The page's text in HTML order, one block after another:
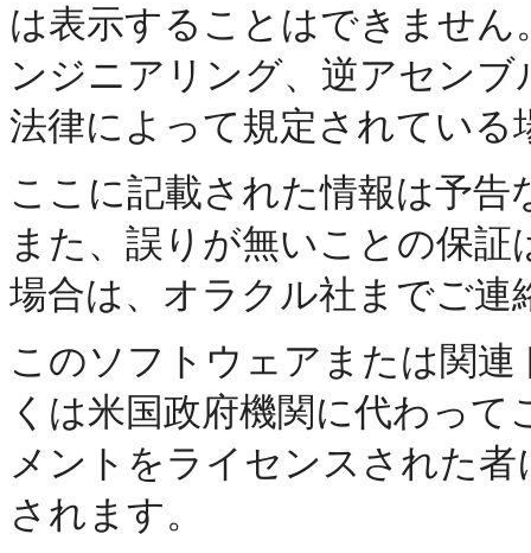
は表示することはできませ
ンジニアリング、逆アセン
法律によって規定されてい
ここに記載された情報は予
また、誤りが無いことの保
場合は、オラクル社までご連
このソフトウェアまたは関
くは米国政府機関に代わっ
メントをライセンスされた
されます。